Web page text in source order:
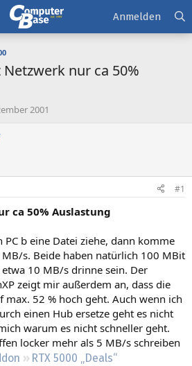
RTX 5000 „Deals“
Anmelden
Netzwerk nur ca 50%
2001
#1
ca 50% Auslastung
PC b eine Datei ziehe, dann komme
s. Beide haben natürlich 100 MBit
10 MB/s drinne sein. Der
zeigt mir außerdem an, dass die
max. 52 % hoch geht. Auch wenn ich
einen Hub ersetze geht es nicht
warum es nicht schneller geht.
locker mehr als 5 MB/s schreiben